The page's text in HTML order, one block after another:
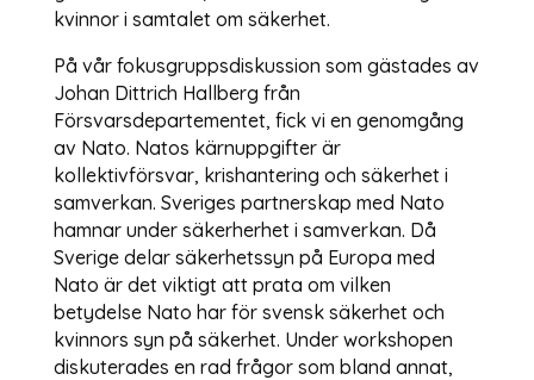
kvinnor i samtalet om säkerhet.
På vår fokusgruppsdiskussion som gästades av
Johan Dittrich Hallberg från
Försvarsdepartementet, fick vi en genomgång
av Nato. Natos kärnuppgifter är
kollektivförsvar, krishantering och säkerhet i
samverkan. Sveriges partnerskap med Nato
hamnar under säkerherhet i samverkan. Då
Sverige delar säkerhetssyn på Europa med
Nato är det viktigt att prata om vilken
betydelse Nato har för svensk säkerhet och
kvinnors syn på säkerhet. Under workshopen
diskuterades en rad frågor som bland annat,